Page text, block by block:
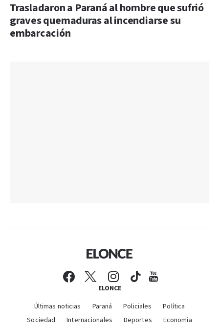
Trasladaron a Paraná al hombre que sufrió
graves quemaduras al incendiarse su
embarcación
ELONCE
Últimas noticias Paraná Policiales
Política
Sociedad
Internacionales Deportes Economía